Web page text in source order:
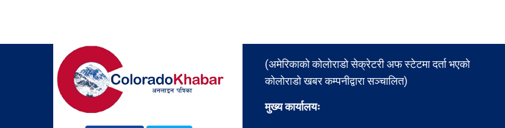
(अमेरिकाको कोलोराडो सेक्रेटरी अफ स्टेटमा दर्ता भएको
कोलोराडो खबर कम्पनीद्वारा सञ्चालित)
मुख्य कार्यालयः